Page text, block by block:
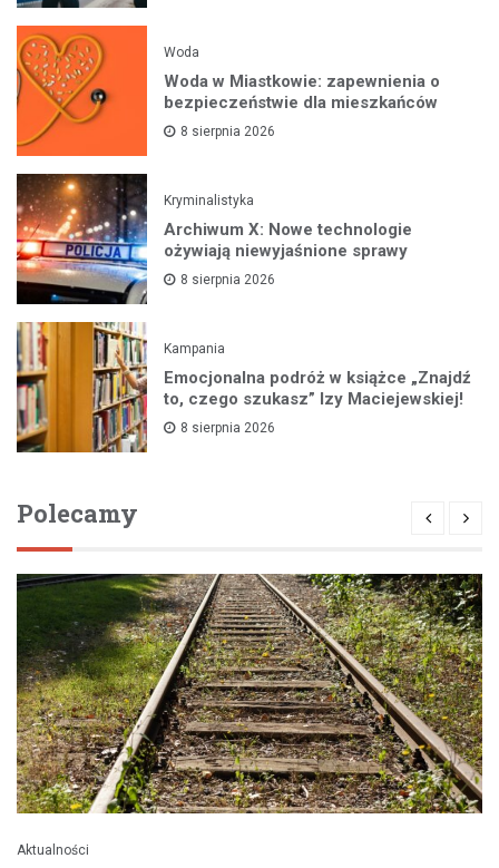
Woda
Woda w Miastkowie: zapewnienia o
bezpieczeństwie dla mieszkańców
8 sierpnia 2026
Kryminalistyka
Archiwum X: Nowe technologie
ożywiają niewyjaśnione sprawy
8 sierpnia 2026
Kampania
Emocjonalna podróż w książce „Znajdź
to, czego szukasz” Izy Maciejewskiej!
8 sierpnia 2026
Polecamy
Aktualności